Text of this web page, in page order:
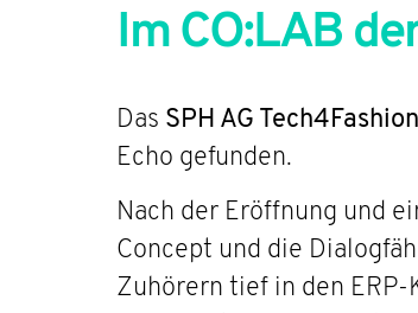
Im CO:LAB
Das SPH AG
Echo gefunden.
Nach der Eröffnung und
Concept und die
Zuhörern tief in den ERP-